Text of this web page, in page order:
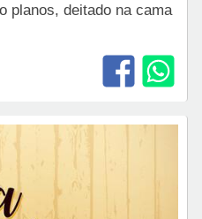
planos, deitado na cama